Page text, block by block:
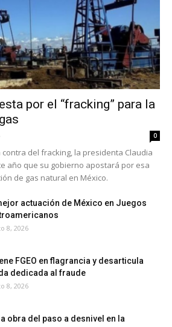
por el “fracking” para la
0
del fracking, la presidenta Claudia
año que su gobierno apostará por esa
de gas natural en México.
actuación de México en Juegos
8, 2026
FGEO en flagrancia y desarticula
dedicada al fraude
8, 2026
obra del paso a desnivel en la